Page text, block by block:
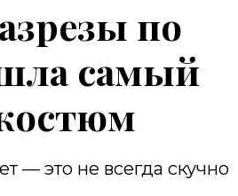
по
самый
— это не всегда скучно